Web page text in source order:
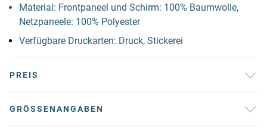
Material: Frontpaneel und Schirm: 100% Baumwolle,
Netzpaneele: 100% Polyester
Verfügbare Druckarten: Druck, Stickerei
PREIS
GRÖSSENANGABEN